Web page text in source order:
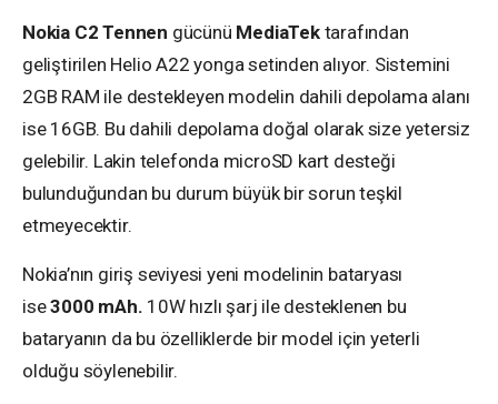
Nokia C2 Tennen gücünü MediaTektarafından
geliştirilen Helio A22 yonga setinden alıyor. Sistemini
2GB RAM ile destekleyen modelin dahili depolama alanı
ise 16GB. Bu dahili depolama doğal olarak size yetersiz
gelebilir. Lakin telefonda microSD kart desteği
bulunduğundan bu durum büyük bir sorun teşkil
etmeyecektir.
Nokia’nın giriş seviyesi yeni modelinin bataryası
ise3000 mAh. 10W hızlı şarj ile desteklenen bu
bataryanın da bu özelliklerde bir model için yeterli
olduğu söylenebilir.